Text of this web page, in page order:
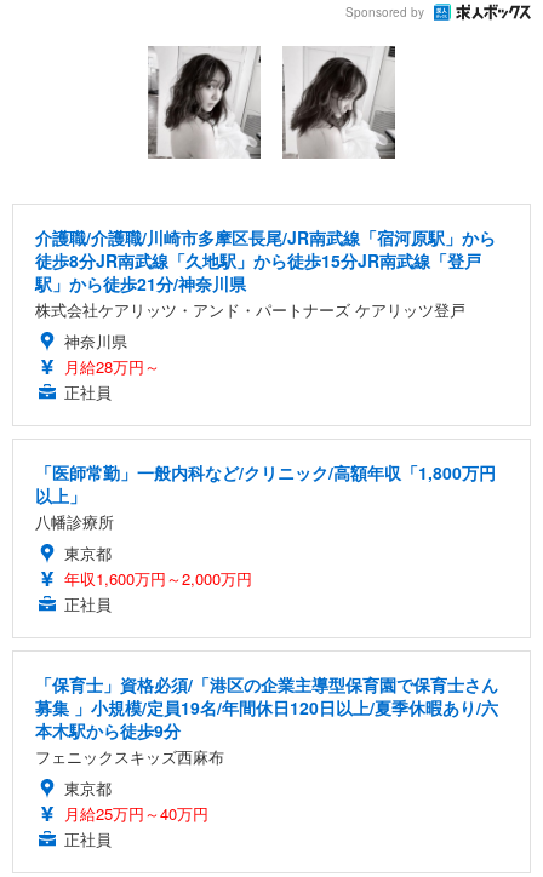
Sponsored by
介護職/介護職/川崎市多摩区長尾/JR南武線「宿河原駅」から
徒歩8分JR南武線「久地駅」から徒歩15分JR南武線「登戸
駅」から徒歩21分/神奈川県
株式会社ケアリッツ・アンド・パートナーズ ケアリッツ登戸
神奈川県
月給28万円～
正社員
「医師常勤」一般内科など/クリニック/高額年収「1,800万円
以上」
八幡診療所
東京都
年収1,600万円～2,000万円
正社員
「保育士」資格必須/「港区の企業主導型保育園で保育士さん
募集 」小規模/定員19名/年間休日120日以上/夏季休暇あり/六
本木駅から徒歩9分
フェニックスキッズ西麻布
東京都
月給25万円～40万円
正社員